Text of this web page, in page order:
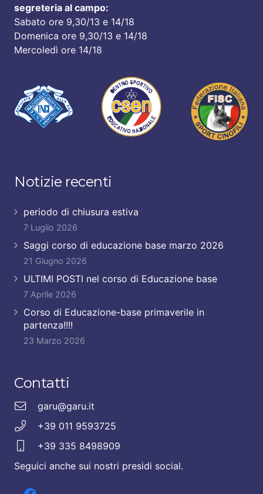
segreteria al campo:
Sabato ore 9,30/13 e 14/18
Domenica ore 9,30/13 e 14/18
Mercoledì ore 14/18
Notizie recenti
periodo di chiusura estiva
7 Luglio 2026
Saggi corso di educazione base marzo 2026
21 Giugno 2026
ULTIMI POSTI nel corso di Educazione base
7 Aprile 2026
Corso di Educazione-base primaverile in
partenza!!!!
23 Marzo 2026
Contatti
garu@garu.it
+39 011 9593725
+39 335 8498909
Seguici anche sui nostri presidi social.